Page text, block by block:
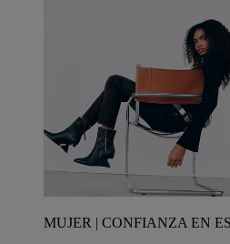
MUJER | CONFIANZA EN